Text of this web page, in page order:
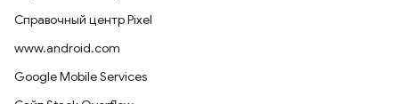
Справочный центр Pixel
www.android.com
Google Mobile Services